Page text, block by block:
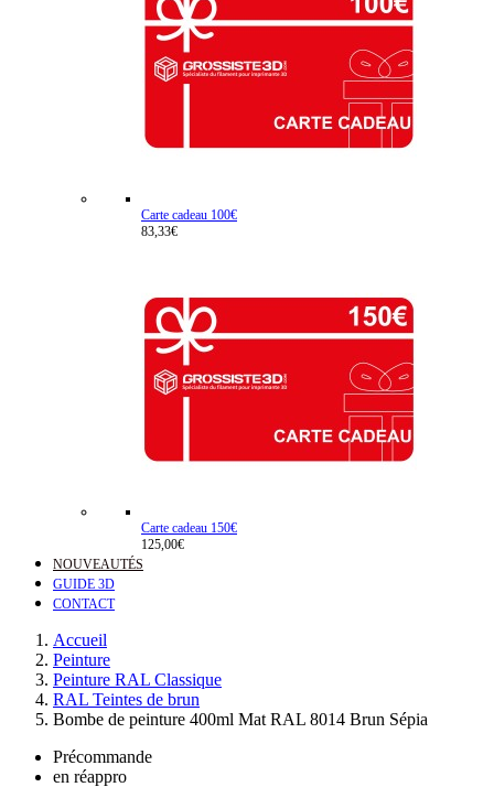
Carte cadeau 100€
83,33€
Carte cadeau 150€
125,00€
NOUVEAUTÉS
GUIDE 3D
CONTACT
Accueil
Peinture
Peinture RAL Classique
RAL Teintes de brun
Bombe de peinture 400ml Mat RAL 8014 Brun Sépia
Précommande
en réappro